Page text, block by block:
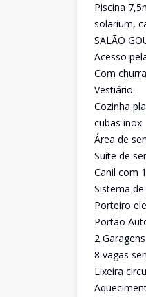
Piscina
solarium,
SALÃO
Acesso
Com
Vestiário.
Cozinha
cubas inox.
Área de
Suíte de
Canil com
Sistema
Porteiro
Portão
2
8 vagas
Lixeira